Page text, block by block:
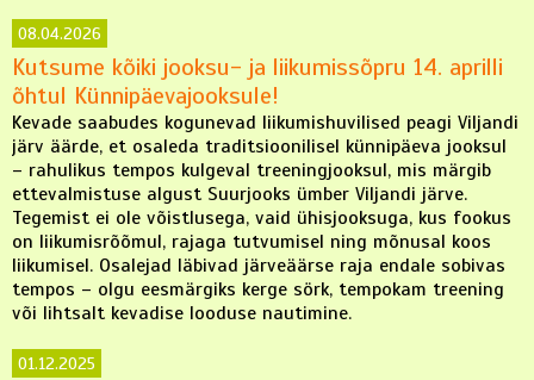
08.04.2026
Kutsume kõiki jooksu- ja liikumissõpru 14. aprilli
õhtul Künnipäevajooksule!
Kevade saabudes kogunevad liikumishuvilised peagi Viljandi
järv äärde, et osaleda traditsioonilisel künnipäeva jooksul
– rahulikus tempos kulgeval treeningjooksul, mis märgib
ettevalmistuse algust Suurjooks ümber Viljandi järve.
Tegemist ei ole võistlusega, vaid ühisjooksuga, kus fookus
on liikumisrõõmul, rajaga tutvumisel ning mõnusal koos
liikumisel. Osalejad läbivad järveäärse raja endale sobivas
tempos – olgu eesmärgiks kerge sörk, tempokam treening
või lihtsalt kevadise looduse nautimine.
01.12.2025